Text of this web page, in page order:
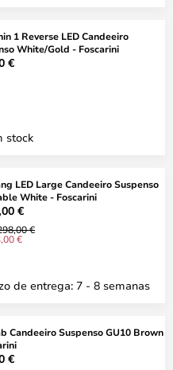
1 Reverse LED Candeeiro
White/Gold - Foscarini
€
stock
LED Large Candeeiro Suspenso
White - Foscarini
€
€
€
de entrega: 7 - 8 semanas
Candeeiro Suspenso GU10 Brown
€